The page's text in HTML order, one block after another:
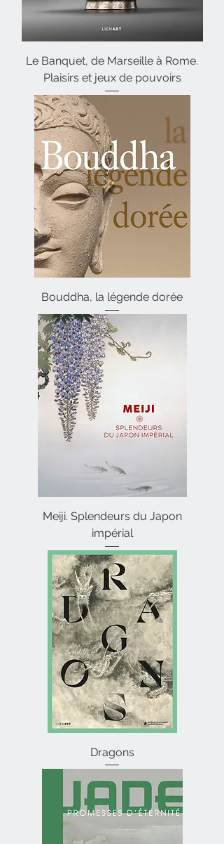
Le Banquet, de Marseille à Rome.
Plaisirs et jeux de pouvoirs
Bouddha, la légende dorée
Meiji. Splendeurs du Japon
impérial
Dragons